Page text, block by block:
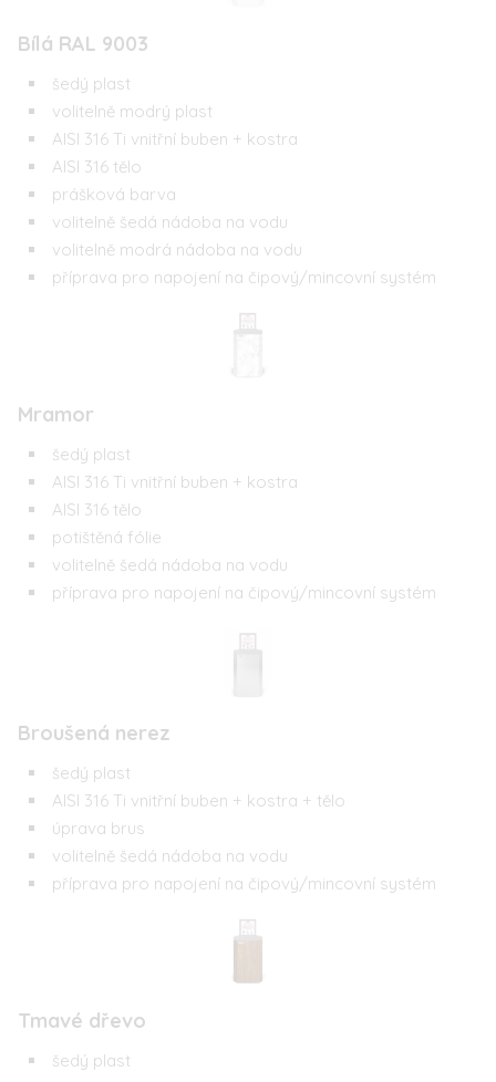
Bílá RAL 9003
šedý plast
volitelně modrý plast
AISI 316 Ti vnitřní buben + kostra
AISI 316 tělo
prášková barva
volitelně šedá nádoba na vodu
volitelně modrá nádoba na vodu
příprava pro napojení na čipový/mincovní systém
Mramor
šedý plast
AISI 316 Ti vnitřní buben + kostra
AISI 316 tělo
potištěná fólie
volitelně šedá nádoba na vodu
příprava pro napojení na čipový/mincovní systém
Broušená nerez
šedý plast
AISI 316 Ti vnitřní buben + kostra + tělo
úprava brus
volitelně šedá nádoba na vodu
příprava pro napojení na čipový/mincovní systém
Tmavé dřevo
šedý plast